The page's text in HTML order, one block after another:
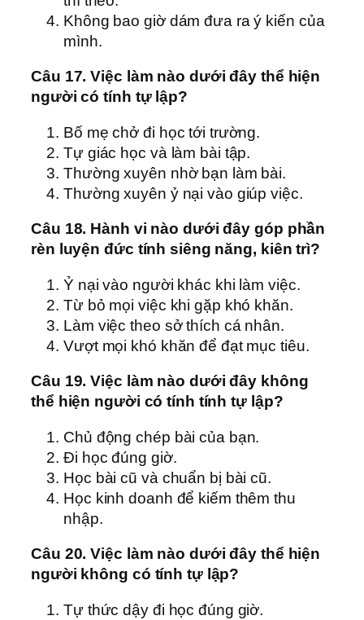
Không bao giờ dám đưa ra ý kiến của
mình.
Câu 17. Việc làm nào dưới đây thể hiện
người có tính tự lập?
Bố mẹ chở đi học tới trường.
Tự giác học và làm bài tập.
Thường xuyên nhờ bạn làm bài.
Thường xuyên ỷ nại vào giúp việc.
Câu 18. Hành vi nào dưới đây góp phần
rèn luyện đức tính siêng năng, kiên trì?
Ỷ nại vào người khác khi làm việc.
Từ bỏ mọi việc khi gặp khó khăn.
Làm việc theo sở thích cá nhân.
Vượt mọi khó khăn để đạt mục tiêu.
Câu 19. Việc làm nào dưới đây không
thể hiện người có tính tính tự lập?
Chủ động chép bài của bạn.
Đi học đúng giờ.
Học bài cũ và chuẩn bị bài cũ.
Học kinh doanh để kiếm thêm thu
nhập.
Câu 20. Việc làm nào dưới đây thể hiện
người không có tính tự lập?
Tự thức dậy đi học đúng giờ.